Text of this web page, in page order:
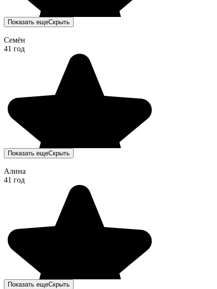
Показать ещеСкрыть
Семён
41 год
Показать ещеСкрыть
Алина
41 год
Показать ещеСкрыть